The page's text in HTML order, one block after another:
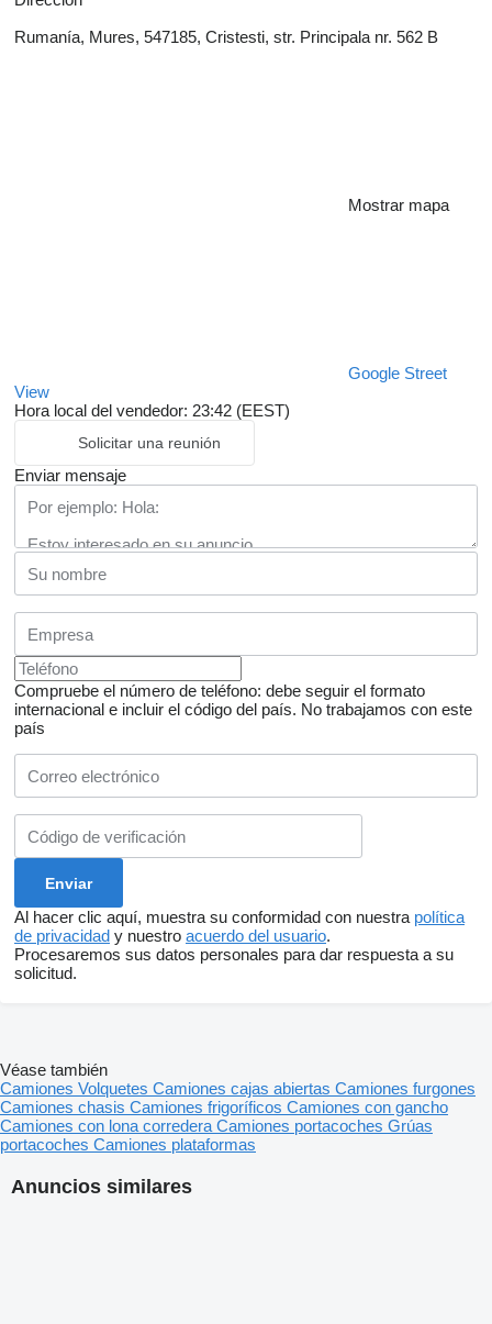
Rumanía, Mures, 547185, Cristesti, str. Principala nr. 562 B
Mostrar mapa
Google Street
View
Hora local del vendedor: 23:42 (EEST)
Solicitar una reunión
Enviar mensaje
Compruebe el número de teléfono: debe seguir el formato
internacional e incluir el código del país. No trabajamos con este
país
Al hacer clic aquí, muestra su conformidad con nuestra política
de privacidad y nuestro acuerdo del usuario.
Procesaremos sus datos personales para dar respuesta a su
solicitud.
Anuncios similares
Véase también
Camiones Volquetes Camiones cajas abiertas Camiones furgones
Camiones chasis Camiones frigoríficos Camiones con gancho
Camiones con lona corredera Camiones portacoches Grúas
portacoches Camiones plataformas